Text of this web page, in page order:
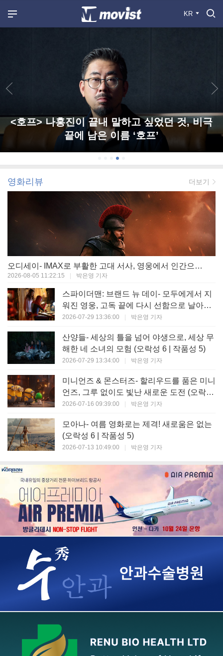
KR
<호프> 나홍진이 끝내 말하고 싶었던 것, 비극
끝에 남은 이름 ‘호프’
영화리뷰 더보기
오디세이- IMAX로 부활한 고대 서사, 영웅에서 인간으로의 귀환 (오락성 9 | 작품성 9)
2026-08-05 11:22:15 박은영 기자
스파이더맨: 브랜드 뉴 데이- 모두에게서 지
워진 영웅, 고독 끝에 다시 선함으로 날아오
르다 (오락성 8 | 작품성 8)
2026-07-29 13:36:00 박은영 기자
산양들- 세상의 틀을 넘어 야생으로, 세상 무
해한 네 소녀의 모험 (오락성 6 | 작품성 5)
2026-07-29 13:34:00 박은영 기자
미니언즈 & 몬스터즈- 할리우드를 품은 미니
언즈, 그루 없이도 빛난 새로운 도전 (오락성
7 | 작품성 6)
2026-07-16 09:39:00 박은영 기자
모아나- 여름 영화로는 제격! 새로움은 없는
(오락성 6 | 작품성 5)
2026-07-13 10:49:00 박은영 기자